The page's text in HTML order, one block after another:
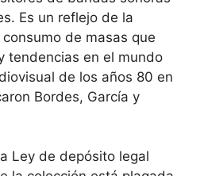
Es un reflejo de la
de masas que
tendencias en el mundo
de los años 80 en
Bordes, García y
Ley de depósito legal